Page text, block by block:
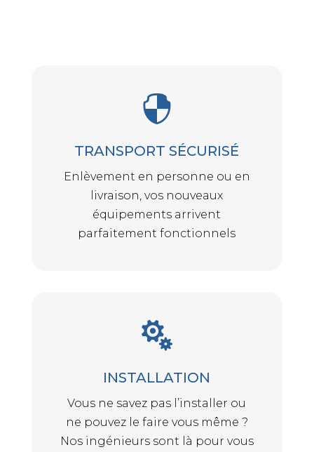

TRANSPORT SÉCURISÉ
Enlèvement en personne ou en
livraison, vos nouveaux
équipements arrivent
parfaitement fonctionnels

INSTALLATION
Vous ne savez pas l’installer ou
ne pouvez le faire vous même ?
Nos ingénieurs sont là pour vous